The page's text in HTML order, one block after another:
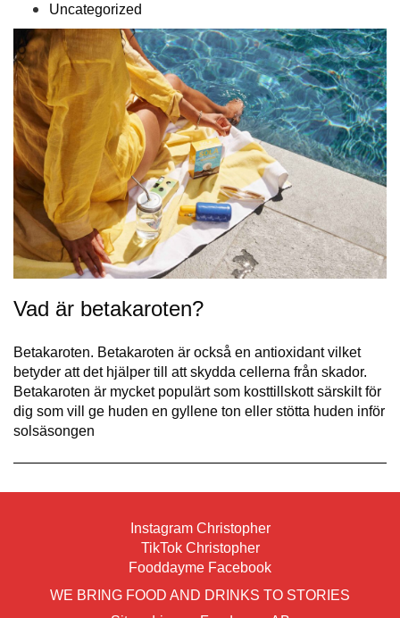
Uncategorized
Vad är betakaroten?
Betakaroten. Betakaroten är också en antioxidant vilket
betyder att det hjälper till att skydda cellerna från skador.
Betakaroten är mycket populärt som kosttillskott särskilt för
dig som vill ge huden en gyllene ton eller stötta huden inför
solsäsongen
Instagram Christopher
TikTok Christopher
Fooddayme Facebook
WE BRING FOOD AND DRINKS TO STORIES